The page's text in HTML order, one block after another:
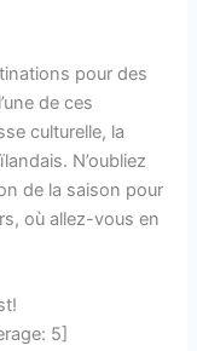
pour des
de ces
culturelle, la
N’oubliez
de la saison pour
où allez-vous en
5